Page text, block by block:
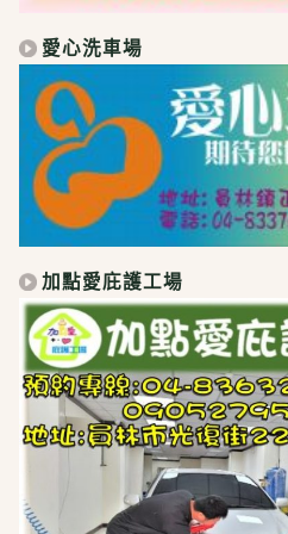
愛心洗車場
加點愛庇護工場